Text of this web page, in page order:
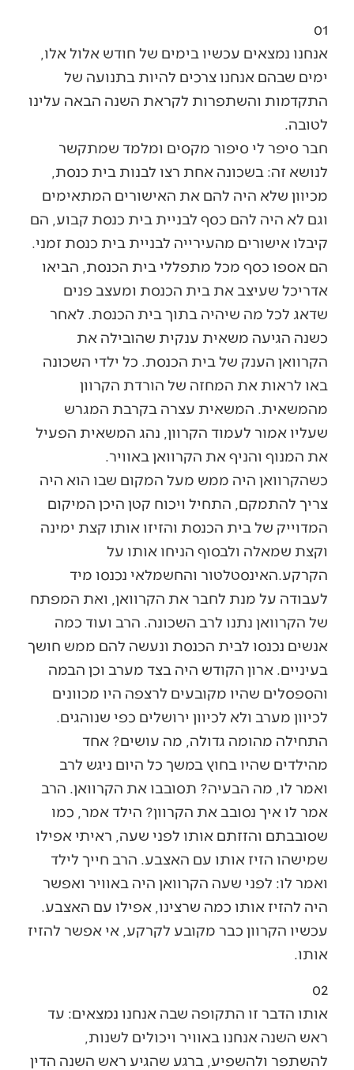
01
אנחנו נמצאים עכשיו בימים של חודש אלול אלו,
ימים שבהם אנחנו צרכים להיות בתנועה של
התקדמות והשתפרות לקראת השנה הבאה עלינו
לטובה.
חבר סיפר לי סיפור מקסים ומלמד שמתקשר
לנושא זה: בשכונה אחת רצו לבנות בית כנסת,
מכיוון שלא היה להם את האישורים המתאימים
וגם לא היה להם כסף לבניית בית כנסת קבוע, הם
קיבלו אישורים מהעירייה לבניית בית כנסת זמני.
הם אספו כסף מכל מתפללי בית הכנסת, הביאו
אדריכל שעיצב את בית הכנסת ומעצב פנים
שדאג לכל מה שיהיה בתוך בית הכנסת. לאחר
כשנה הגיעה משאית ענקית שהובילה את
הקרוואן הענק של בית הכנסת. כל ילדי השכונה
באו לראות את המחזה של הורדת הקרוון
מהמשאית. המשאית עצרה בקרבת המגרש
שעליו אמור לעמוד הקרוון, נהג המשאית הפעיל
את המנוף והניף את הקרוואן באוויר.
כשהקרוואן היה ממש מעל המקום שבו הוא היה
צריך להתמקם, התחיל ויכוח קטן היכן המיקום
המדוייק של בית הכנסת והזיזו אותו קצת ימינה
וקצת שמאלה ולבסוף הניחו אותו על
הקרקע.האינסטלטור והחשמלאי נכנסו מיד
לעבודה על מנת לחבר את הקרוואן, ואת המפתח
של הקרוואן נתנו לרב השכונה. הרב ועוד כמה
אנשים נכנסו לבית הכנסת ונעשה להם ממש חושך
בעיניים. ארון הקודש היה בצד מערב וכן הבמה
והספסלים שהיו מקובעים לרצפה היו מכוונים
לכיוון מערב ולא לכיוון ירושלים כפי שנוהגים.
התחילה מהומה גדולה, מה עושים? אחד
מהילדים שהיו בחוץ במשך כל היום ניגש לרב
ואמר לו, מה הבעיה? תסובבו את הקרוואן. הרב
אמר לו איך נסובב את הקרוון? הילד אמר, כמו
שסובבתם והזזתם אותו לפני שעה, ראיתי אפילו
שמישהו הזיז אותו עם האצבע. הרב חייך לילד
ואמר לו: לפני שעה הקרוואן היה באוויר ואפשר
היה להזיז אותו כמה שרצינו, אפילו עם האצבע.
עכשיו הקרוון כבר מקובע לקרקע, אי אפשר להזיז
אותו.
02
אותו הדבר זו התקופה שבה אנחנו נמצאים: עד
ראש השנה אנחנו באוויר ויכולים לשנות,
להשתפר ולהשפיע, ברגע שהגיע ראש השנה הדין